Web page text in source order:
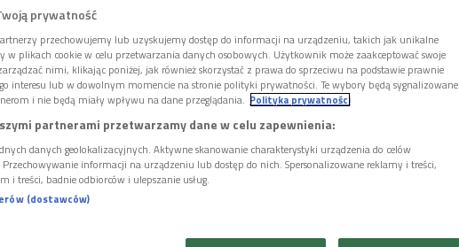
Stawską i obecną na plebanii Tusią Włodarską
Adama, która w różnych sytuacjach była wobec nich
się też Beata Starzyńska, żeby zamówić mszę
Srokę.
prywatność
przechowujemy lub uzyskujemy dostęp do informacji na urządzeniu, takich jak unikalne
w plikach cookie w celu przetwarzania danych osobowych. Użytkownik może zaakceptować swoje
nimi, klikając poniżej, jak również skorzystać z prawa do sprzeciwu na podstawie prawnie
interesu lub w dowolnym momencie na stronie polityki prywatności. Te wybory będą sygnalizowane
i nie będą miały wpływu na dane przeglądania. Polityka prywatności
partnerami przetwarzamy dane w celu zapewnienia:
danych geolokalizacyjnych. Aktywne skanowanie charakterystyki urządzenia do celów
informacji na urządzeniu lub dostęp do nich. Spersonalizowane reklamy i treści,
i treści, badnie odbiorców i ulepszanie usług.
(dostawców)